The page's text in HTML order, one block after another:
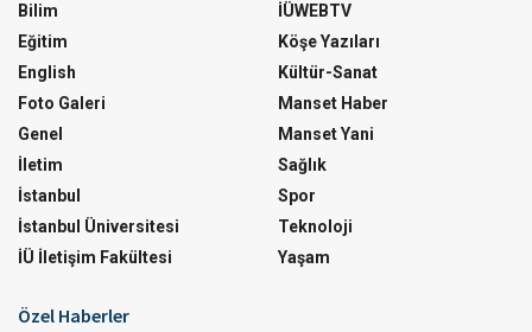
Bilim
Eğitim
English
Foto Galeri
Genel
İletim
İstanbul
İstanbul Üniversitesi
İÜ İletişim Fakültesi
İÜWEBTV
Köşe Yazıları
Kültür-Sanat
Manset Haber
Manset Yani
Sağlık
Spor
Teknoloji
Yaşam
Özel Haberler